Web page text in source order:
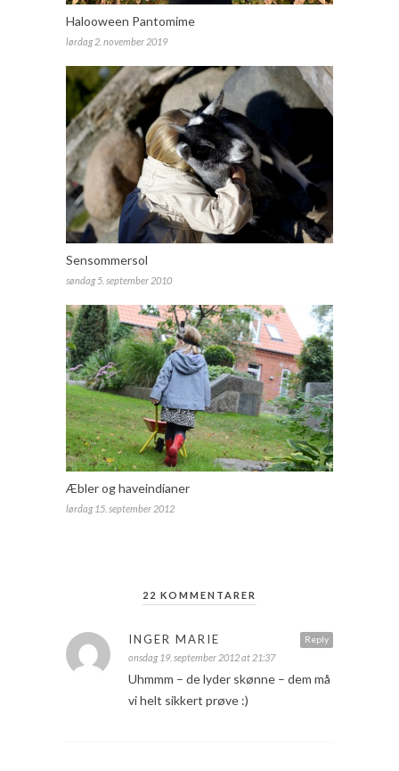
Halooween Pantomime
lørdag 2. november 2019
Sensommersol
søndag 5. september 2010
Æbler og haveindianer
lørdag 15. september 2012
22 KOMMENTARER
Reply
INGER MARIE
onsdag 19. september 2012 at 21:37
Uhmmm – de lyder skønne – dem må
vi helt sikkert prøve :)